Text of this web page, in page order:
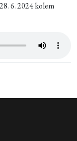
6. 2024 kolem